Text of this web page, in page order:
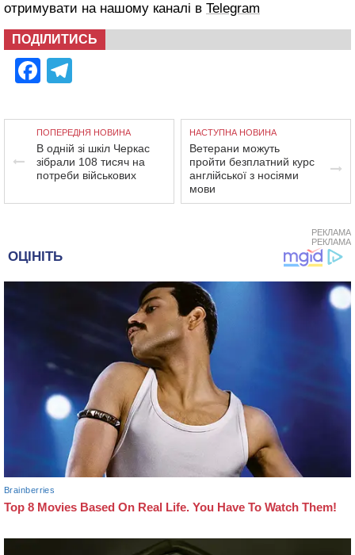
отримувати на нашому каналі в Telegram
ПОДІЛИТИСЬ
Facebook
ПОПЕРЕДНЯ НОВИНА
В одній зі шкіл Черкас
зібрали 108 тисяч на
потреби військових
НАСТУПНА НОВИНА
Ветерани можуть
пройти безплатний курс
англійської з носіями
мови
РЕКЛАМА
РЕКЛАМА